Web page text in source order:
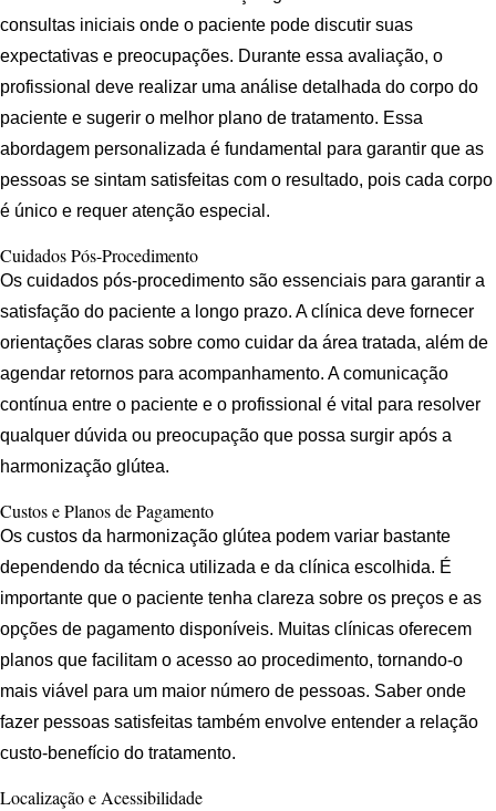
consultas iniciais onde o paciente pode discutir suas
expectativas e preocupações. Durante essa avaliação, o
profissional deve realizar uma análise detalhada do corpo do
paciente e sugerir o melhor plano de tratamento. Essa
abordagem personalizada é fundamental para garantir que as
pessoas se sintam satisfeitas com o resultado, pois cada corpo
é único e requer atenção especial.
Cuidados Pós-Procedimento
Os cuidados pós-procedimento são essenciais para garantir a
satisfação do paciente a longo prazo. A clínica deve fornecer
orientações claras sobre como cuidar da área tratada, além de
agendar retornos para acompanhamento. A comunicação
contínua entre o paciente e o profissional é vital para resolver
qualquer dúvida ou preocupação que possa surgir após a
harmonização glútea.
Custos e Planos de Pagamento
Os custos da harmonização glútea podem variar bastante
dependendo da técnica utilizada e da clínica escolhida. É
importante que o paciente tenha clareza sobre os preços e as
opções de pagamento disponíveis. Muitas clínicas oferecem
planos que facilitam o acesso ao procedimento, tornando-o
mais viável para um maior número de pessoas. Saber onde
fazer pessoas satisfeitas também envolve entender a relação
custo-benefício do tratamento.
Localização e Acessibilidade